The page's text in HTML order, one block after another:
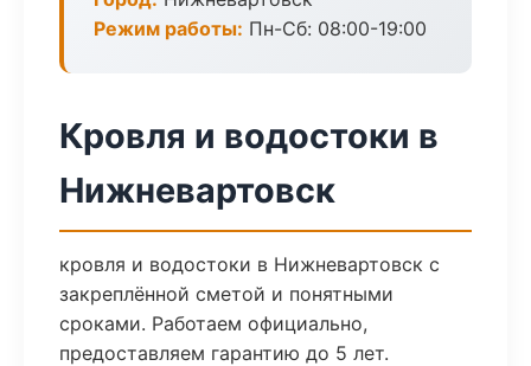
Режим работы: Пн-Сб: 08:00-19:00
Кровля и водостоки в
Нижневартовск
кровля и водостоки в Нижневартовск с
закреплённой сметой и понятными
сроками. Работаем официально,
предоставляем гарантию до 5 лет.